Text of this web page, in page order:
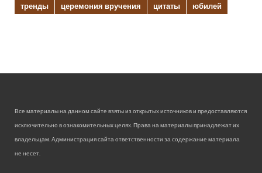
тренды
церемония вручения цитаты юбилей
Все материалы на данном сайте взяты из открытых источников и предоставляются
исключительно в ознакомительных целях. Права на материалы принадлежат их
владельцам. Администрация сайта ответственности за содержание материала
не несет.